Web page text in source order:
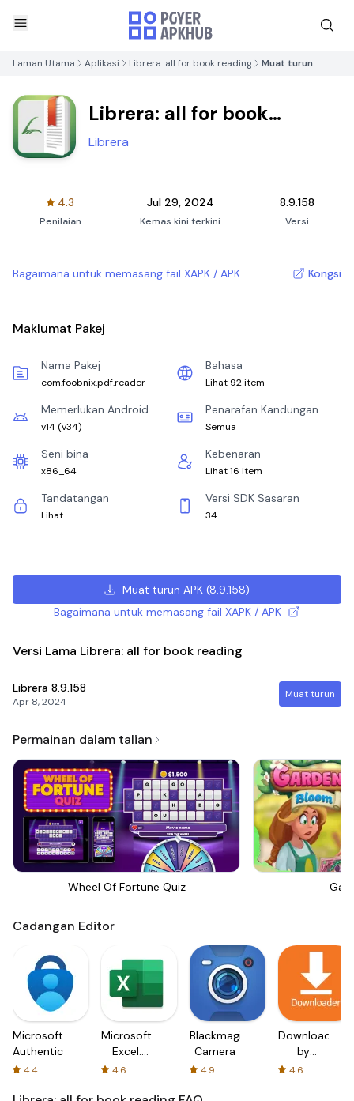
Laman Utama Aplikasi Librera: all for book reading Muat turun
Librera: all for book
reading
Librera
4.3
Penilaian
Jul 29, 2024
Kemas kini terkini
8.9.158
Versi
Bagaimana untuk memasang fail XAPK / APK Kongsi
Maklumat Pakej
Nama Pakej
com.foobnix.pdf.reader
Bahasa
Lihat 92 item
Memerlukan Android
v14 (v34)
Penarafan Kandungan
Semua
Seni bina
x86_64
Kebenaran
Lihat 16 item
Tandatangan
Lihat
Versi SDK Sasaran
34
Muat turun APK (8.9.158)
Bagaimana untuk memasang fail XAPK / APK
Versi Lama Librera: all for book reading
Librera 8.9.158
Apr 8, 2024
Muat turun
Permainan dalam talian
Wheel Of Fortune Quiz
Cadangan Editor
Microsoft
Authenticator
4.4
Microsoft
Excel:
Spreadsheets
4.6
Blackmagic
Camera
4.9
Downloader
by
AFTVnews
4.6